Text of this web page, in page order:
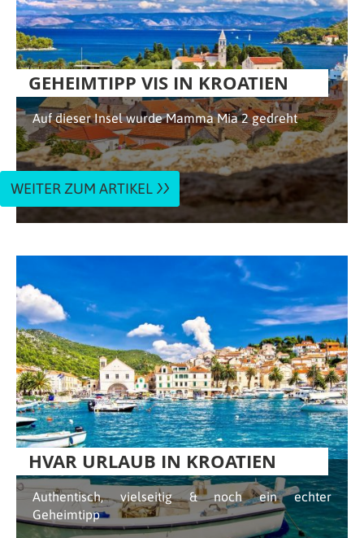
GEHEIMTIPP VIS IN KROATIEN
Auf dieser Insel wurde Mamma Mia 2 gedreht
WEITER ZUM ARTIKEL
HVAR URLAUB IN KROATIEN
Authentisch, vielseitig & noch ein echter
Geheimtipp